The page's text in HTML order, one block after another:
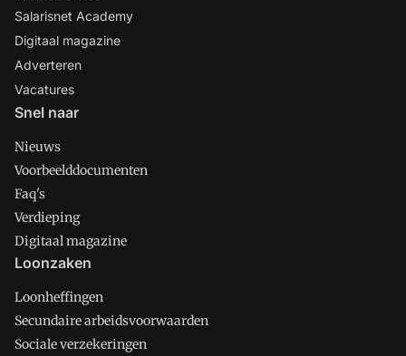
Salarisnet Academy
Digitaal magazine
Adverteren
Vacatures
Snel naar
Nieuws
Voorbeelddocumenten
Faq's
Verdieping
Digitaal magazine
Loonzaken
Loonheffingen
Secundaire arbeidsvoorwaarden
Sociale verzekeringen